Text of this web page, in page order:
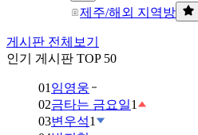
제주/해외 지역방
게시판 전체보기
인기 게시판 TOP 50
01 임영웅
02금타는 금요일1
03변우석1